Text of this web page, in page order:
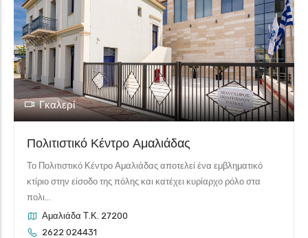
Γκαλερί
Πολιτιστικό Κέντρο Αμαλιάδας
Το Πολιτιστικό Κέντρο Αμαλιάδας αποτελεί ένα εμβληματικό
κτίριο στην είσοδο της πόλης και κατέχει κυρίαρχο ρόλο στα
πολι...
Αμαλιάδα Τ.Κ. 27200
2622 024431